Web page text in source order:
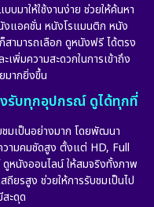
มาให้ใช้งานง่าย ช่วยให้ค้นหา
งแอคชั่น หนังโรแมนติก หนัง
ามารถเลือก ดูหนังฟรี ได้ตรง
เพิ่มความสะดวกในการเข้าถึง
มากยิ่งขึ้น
รับทุกอุปกรณ์ ดูได้ทุกที่
มเป็นอย่างมาก โดยพัฒนา
ามคมชัดสูง ตั้งแต่ HD, Full
หนังออนไลน์ ให้สมจริงทั้งภาพ
ยรสูง ช่วยให้การรับชมเป็นไป
ะดุด